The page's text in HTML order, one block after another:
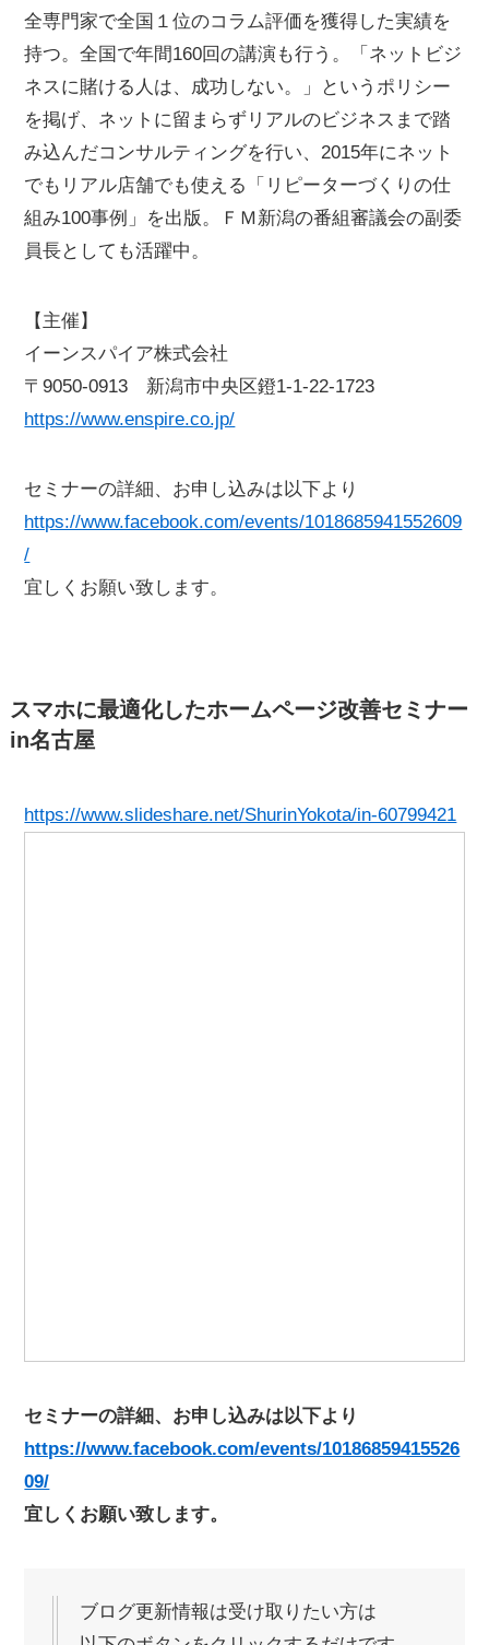
全専門家で全国１位のコラム評価を獲得した実績を
持つ。全国で年間160回の講演も行う。「ネットビジ
ネスに賭ける人は、成功しない。」というポリシー
を掲げ、ネットに留まらずリアルのビジネスまで踏
み込んだコンサルティングを行い、2015年にネット
でもリアル店舗でも使える「リピーターづくりの仕
組み100事例」を出版。ＦＭ新潟の番組審議会の副委
員長としても活躍中。
【主催】
イーンスパイア株式会社
〒9050-0913 新潟市中央区鐙1-1-22-1723
https://www.enspire.co.jp/
セミナーの詳細、お申し込みは以下より
https://www.facebook.com/events/1018685941552609
/
宜しくお願い致します。
スマホに最適化したホームページ改善セミナー
in名古屋
https://www.slideshare.net/ShurinYokota/in-60799421
セミナーの詳細、お申し込みは以下より
https://www.facebook.com/events/10186859415526
09/
宜しくお願い致します。
ブログ更新情報は受け取りたい方は